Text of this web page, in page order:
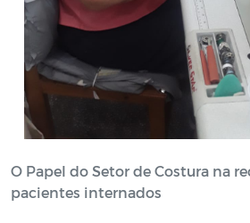
O Papel do Setor de Costura na
pacientes internados